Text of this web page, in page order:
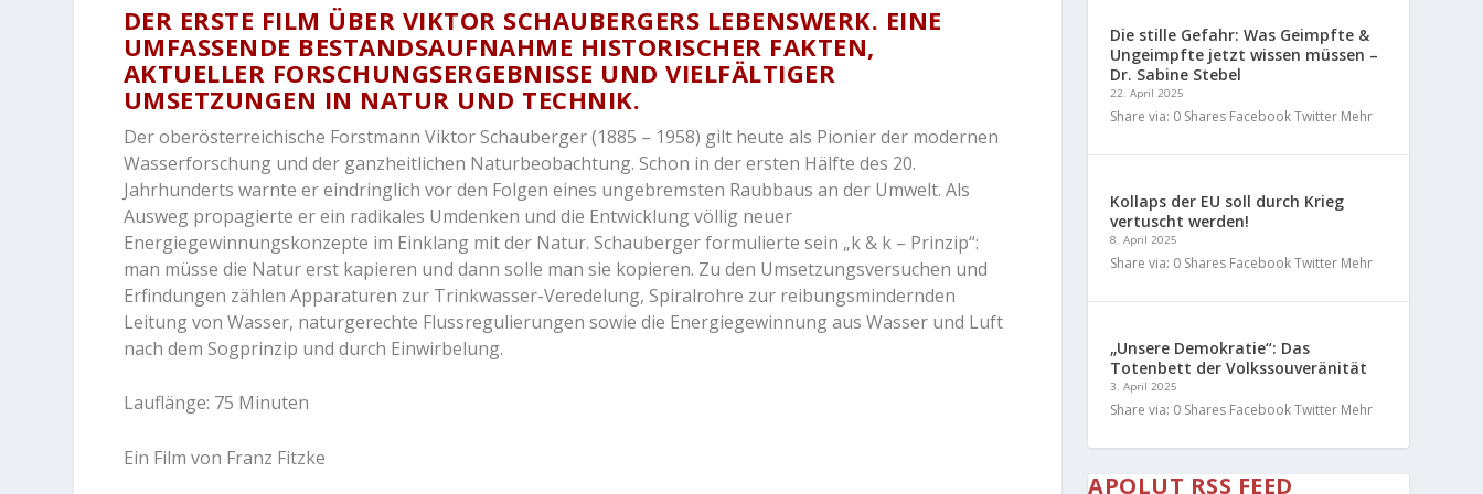
DER ERSTE FILM ÜBER VIKTOR SCHAUBERGERS LEBENSWERK. EINE
UMFASSENDE BESTANDSAUFNAHME HISTORISCHER FAKTEN,
AKTUELLER FORSCHUNGSERGEBNISSE UND VIELFÄLTIGER
UMSETZUNGEN IN NATUR UND TECHNIK.
Der oberösterreichische Forstmann Viktor Schauberger (1885 – 1958) gilt heute als Pionier der modernen
Wasserforschung und der ganzheitlichen Naturbeobachtung. Schon in der ersten Hälfte des 20.
Jahrhunderts warnte er eindringlich vor den Folgen eines ungebremsten Raubbaus an der Umwelt. Als
Ausweg propagierte er ein radikales Umdenken und die Entwicklung völlig neuer
Energiegewinnungskonzepte im Einklang mit der Natur. Schauberger formulierte sein „k & k – Prinzip“:
man müsse die Natur erst kapieren und dann solle man sie kopieren. Zu den Umsetzungsversuchen und
Erfindungen zählen Apparaturen zur Trinkwasser-Veredelung, Spiralrohre zur reibungsmindernden
Leitung von Wasser, naturgerechte Flussregulierungen sowie die Energiegewinnung aus Wasser und Luft
nach dem Sogprinzip und durch Einwirbelung.
Lauflänge: 75 Minuten
Ein Film von Franz Fitzke
Die stille Gefahr: Was Geimpfte &
Ungeimpfte jetzt wissen müssen –
Dr. Sabine Stebel
22. April 2025
Share via: 0 Shares Facebook Twitter Mehr
Kollaps der EU soll durch Krieg
vertuscht werden!
8. April 2025
Share via: 0 Shares Facebook Twitter Mehr
„Unsere Demokratie“: Das
Totenbett der Volkssouveränität
3. April 2025
Share via: 0 Shares Facebook Twitter Mehr
APOLUT RSS FEED